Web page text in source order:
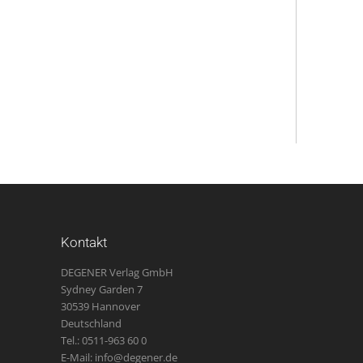
Kontakt
DEGENER Verlag GmbH
Sydney Garden 7
30539 Hannover
Deutschland
Tel.: 0511-963 60 0
E-Mail: info@degener.de